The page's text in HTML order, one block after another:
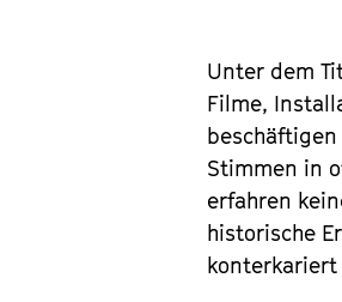
Unter dem
Filme,
Stimmen in
erfahren
historische
konterkariert